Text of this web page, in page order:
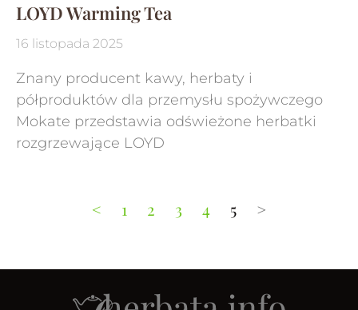
LOYD Warming Tea
16 listopada 2025
Znany producent kawy, herbaty i
półproduktów dla przemysłu spożywczego
Mokate przedstawia odświeżone herbatki
rozgrzewające LOYD
< 1 2 3 4 5 >